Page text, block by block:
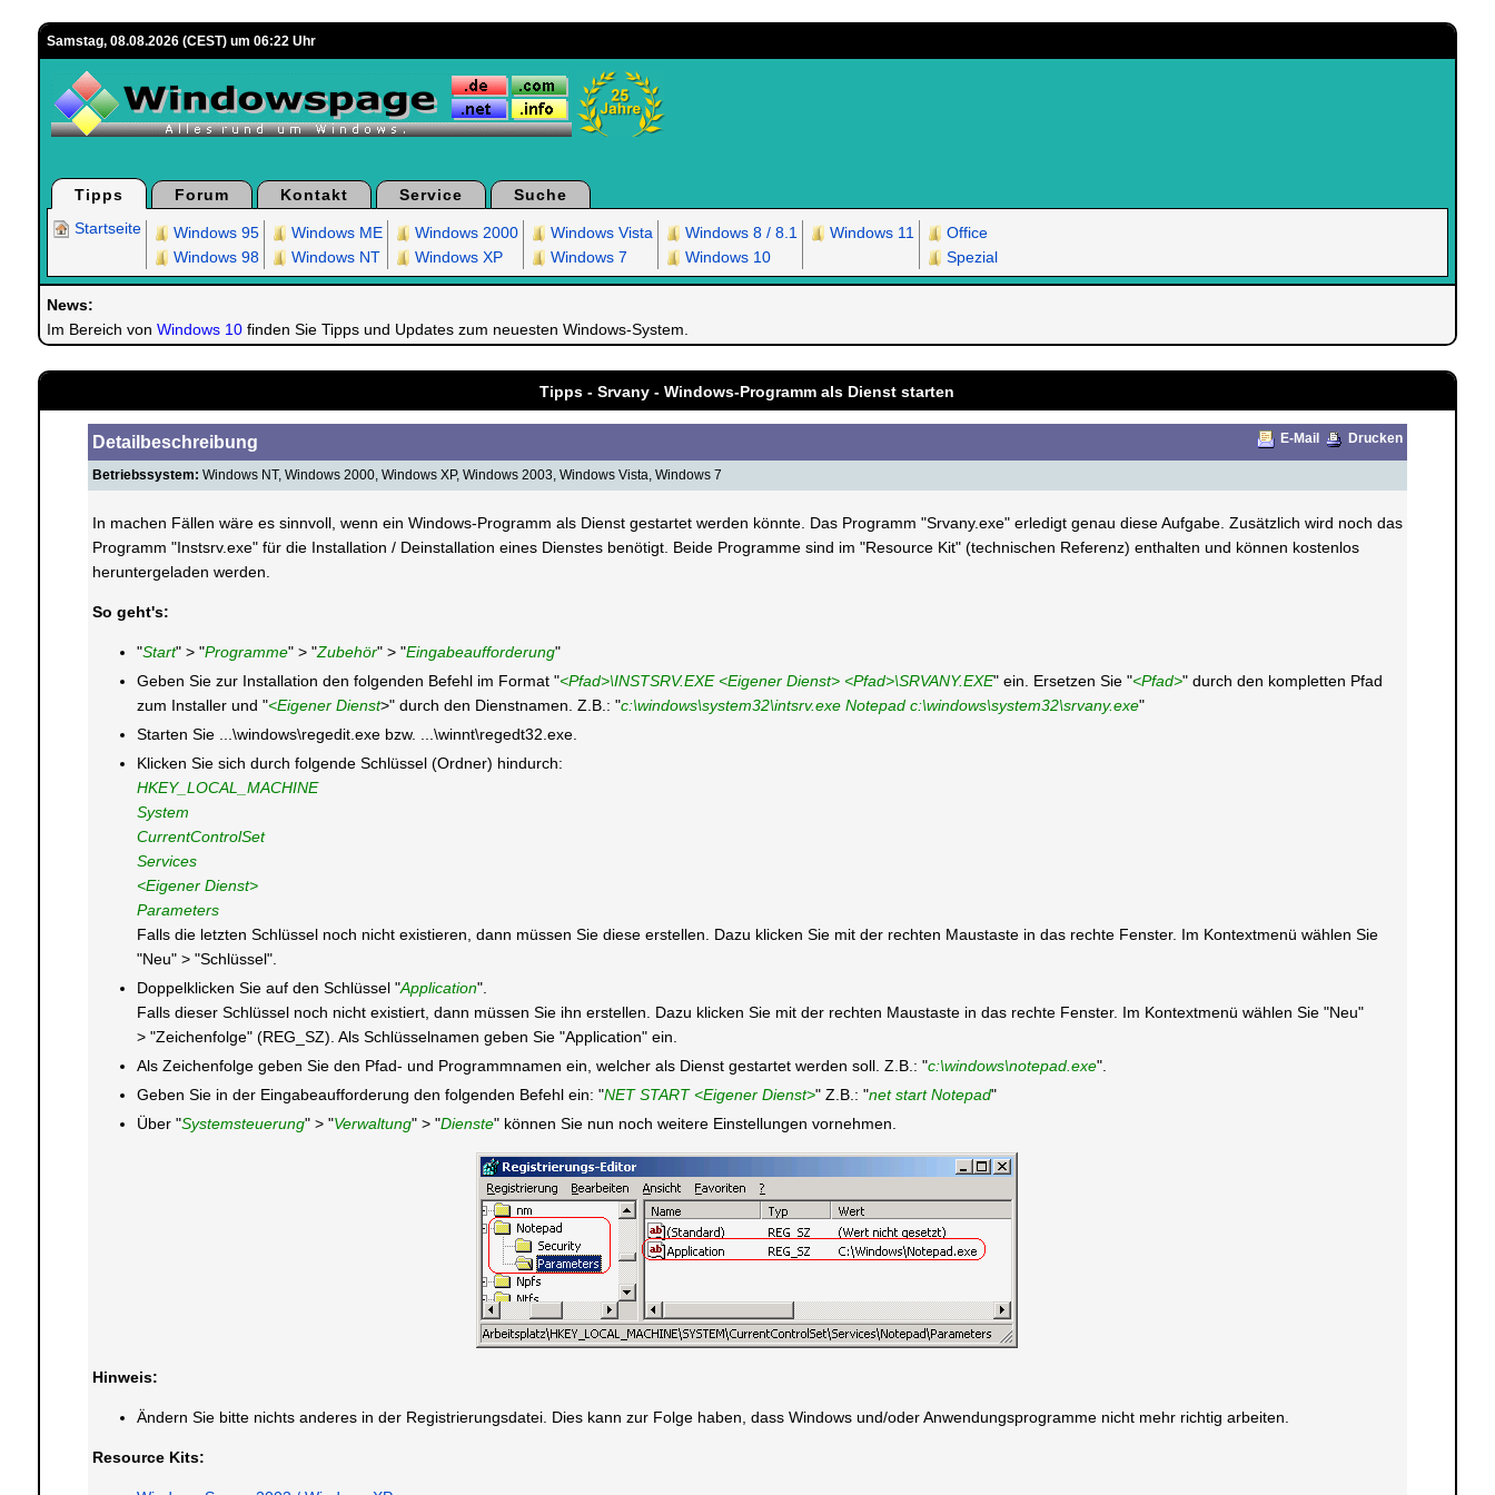
Samstag, 08.08.2026 (CEST) um 06:22 Uhr
Tipps Forum Kontakt Service
Suche
Startseite
Windows 95
Windows 98
Windows ME
Windows NT
Windows 2000
Windows XP
Windows Vista
Windows 7
Windows 8 / 8.1
Windows 10
Windows 11
Office
Spezial
News:
Im Bereich von Windows 10finden Sie Tipps und Updates zum neuesten Windows-System.
Tipps - Srvany - Windows-Programm als Dienst starten
Detailbeschreibung E-Mail Drucken
Betriebssystem: Windows NT, Windows 2000, Windows XP, Windows 2003, Windows Vista, Windows 7
In machen Fällen wäre es sinnvoll, wenn ein Windows-Programm als Dienst gestartet werden könnte. Das Programm "Srvany.exe" erledigt genau diese Aufgabe. Zusätzlich wird noch das
Programm "Instsrv.exe" für die Installation / Deinstallation eines Dienstes benötigt. Beide Programme sind im "Resource Kit" (technischen Referenz) enthalten und können kostenlos
heruntergeladen werden.
So geht's:
"Start" > "Programme" > "Zubehör" > "Eingabeaufforderung"
Geben Sie zur Installation den folgenden Befehl im Format "<Pfad>\INSTSRV.EXE <Eigener Dienst> <Pfad>\SRVANY.EXE" ein. Ersetzen Sie "<Pfad>" durch den kompletten Pfad
zum Installer und "<Eigener Dienst>" durch den Dienstnamen. Z.B.: "c:\windows\system32\intsrv.exe Notepad c:\windows\system32\srvany.exe"
Starten Sie ...\windows\regedit.exe bzw. ...\winnt\regedt32.exe.
Klicken Sie sich durch folgende Schlüssel (Ordner) hindurch:
HKEY_LOCAL_MACHINE
System
CurrentControlSet
Services
<Eigener Dienst>
Parameters
Falls die letzten Schlüssel noch nicht existieren, dann müssen Sie diese erstellen. Dazu klicken Sie mit der rechten Maustaste in das rechte Fenster. Im Kontextmenü wählen Sie
"Neu" > "Schlüssel".
Doppelklicken Sie auf den Schlüssel "Application".
Falls dieser Schlüssel noch nicht existiert, dann müssen Sie ihn erstellen. Dazu klicken Sie mit der rechten Maustaste in das rechte Fenster. Im Kontextmenü wählen Sie "Neu"
> "Zeichenfolge" (REG_SZ). Als Schlüsselnamen geben Sie "Application" ein.
Als Zeichenfolge geben Sie den Pfad- und Programmnamen ein, welcher als Dienst gestartet werden soll. Z.B.: "c:\windows\notepad.exe".
Geben Sie in der Eingabeaufforderung den folgenden Befehl ein: "NET START <Eigener Dienst>" Z.B.: "net start Notepad"
Über "Systemsteuerung" > "Verwaltung" > "Dienste" können Sie nun noch weitere Einstellungen vornehmen.
Hinweis:
Ändern Sie bitte nichts anderes in der Registrierungsdatei. Dies kann zur Folge haben, dass Windows und/oder Anwendungsprogramme nicht mehr richtig arbeiten.
Resource Kits: